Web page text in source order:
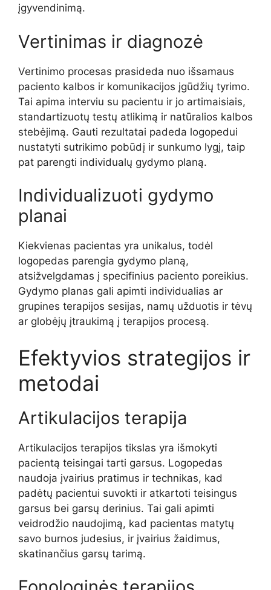
įgyvendinimą.
Vertinimas ir diagnozė
Vertinimo procesas prasideda nuo išsamaus
paciento kalbos ir komunikacijos įgūdžių tyrimo.
Tai apima interviu su pacientu ir jo artimaisiais,
standartizuotų testų atlikimą ir natūralios kalbos
stebėjimą. Gauti rezultatai padeda logopedui
nustatyti sutrikimo pobūdį ir sunkumo lygį, taip
pat parengti individualų gydymo planą.
Individualizuoti gydymo
planai
Kiekvienas pacientas yra unikalus, todėl
logopedas parengia gydymo planą,
atsižvelgdamas į specifinius paciento poreikius.
Gydymo planas gali apimti individualias ar
grupines terapijos sesijas, namų užduotis ir tėvų
ar globėjų įtraukimą į terapijos procesą.
Efektyvios strategijos ir
metodai
Artikulacijos terapija
Artikulacijos terapijos tikslas yra išmokyti
pacientą teisingai tarti garsus. Logopedas
naudoja įvairius pratimus ir technikas, kad
padėtų pacientui suvokti ir atkartoti teisingus
garsus bei garsų derinius. Tai gali apimti
veidrodžio naudojimą, kad pacientas matytų
savo burnos judesius, ir įvairius žaidimus,
skatinančius garsų tarimą.